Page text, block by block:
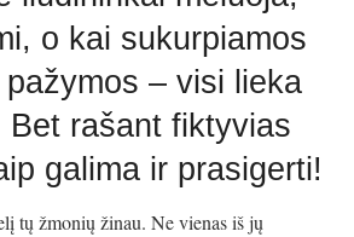
o kai sukurpiamos
– visi lieka
Bet rašant fiktyvias
galima ir prasigerti!
tų žmonių žinau. Ne vienas iš jų